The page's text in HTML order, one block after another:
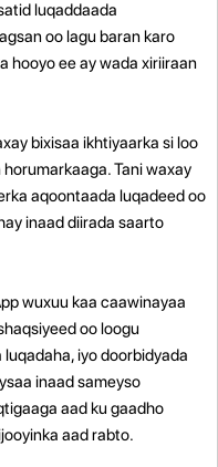
luqaddaada
oo lagu baran karo
hooyo ee ay wada xiriiraan
bixisaa ikhtiyaarka si loo
Tani waxay
aqoontaada luqadeed oo
inaad diirada saarto
wuxuu kaa caawinayaa
oo loogu
iyo doorbidyada
inaad sameyso
aad ku gaadho
aad rabto.